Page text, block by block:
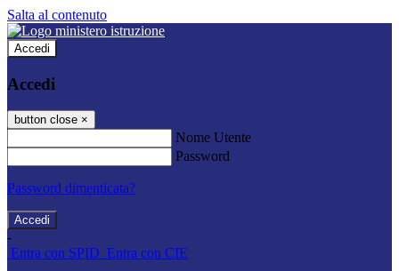
Salta al contenuto
Accedi
Accedi
button close ×
Nome Utente
Password
Password dimenticata?
-
Entra con SPID Entra con CIE